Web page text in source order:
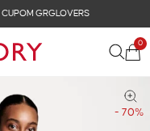
NAS COMPRAS ACIMA DE R$ 899
0
- 70%